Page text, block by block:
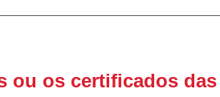
ou os certificados